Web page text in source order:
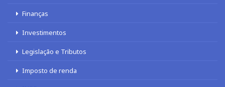
Finanças
Investimentos
Legislação e Tributos
Imposto de renda